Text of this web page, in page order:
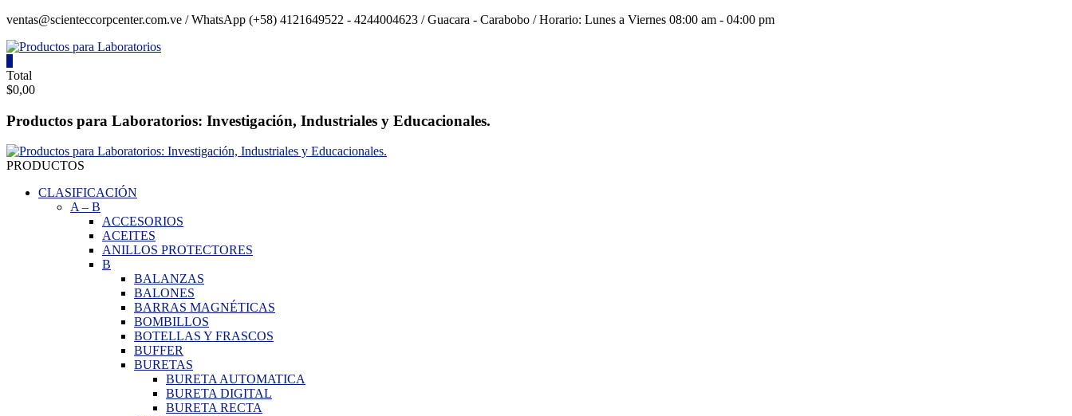
Saltar
ventas@scienteccorpcenter.com.ve / WhatsApp (+58) 4121649522 - 4244004623 / Guacara - Carabobo / Horario: Lunes a Viernes 08:00 am - 04:00 pm
Productos
para
Laboratorios
Investigación,
Industriales
y
Educacionales.
Total
$0,00
Productos para Laboratorios: Investigación, Industriales y Educacionales.
PRODUCTOS
CLASIFICACIÓN
A– B
ACCESORIOS
ACEITES
ANILLOS PROTECTORES
B
BALANZAS
BALONES
BARRAS MAGNÉTICAS
BOMBILLOS
BOTELLAS Y FRASCOS
BUFFER
BURETAS
BURETA AUTOMATICA
BURETA DIGITAL
BURETA RECTA